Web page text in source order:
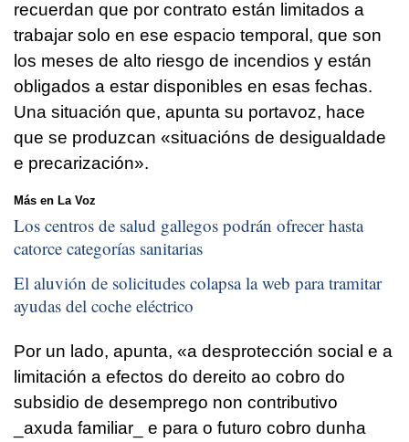
recuerdan que por contrato están limitados a
trabajar solo en ese espacio temporal, que son
los meses de alto riesgo de incendios y están
obligados a estar disponibles en esas fechas.
Una situación que, apunta su portavoz, hace
que se produzcan «situacións de desigualdade
e precarización».
Más en La Voz
Los centros de salud gallegos podrán ofrecer hasta
catorce categorías sanitarias
El aluvión de solicitudes colapsa la web para tramitar
ayudas del coche eléctrico
Por un lado, apunta, «a desprotección social e a
limitación a efectos do dereito ao cobro do
subsidio de desemprego non contributivo
_axuda familiar_ e para o futuro cobro dunha